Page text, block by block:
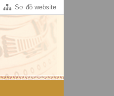
Sơ đồ website